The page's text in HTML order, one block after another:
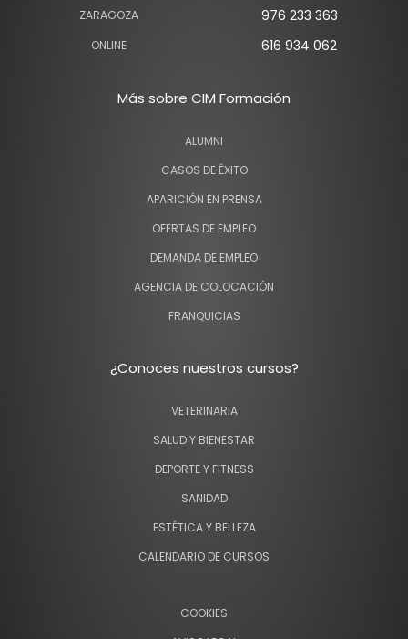
Más sobre CIM Formación
ALUMNI
CASOS DE ÉXITO
APARICIÓN EN PRENSA
OFERTAS DE EMPLEO
DEMANDA DE EMPLEO
AGENCIA DE COLOCACIÓN
FRANQUICIAS
¿Conoces nuestros cursos?
VETERINARIA
SALUD Y BIENESTAR
DEPORTE Y FITNESS
SANIDAD
ESTÉTICA Y BELLEZA
CALENDARIO DE CURSOS
ZARAGOZA 976 233 363
ONLINE 616 934 062
COOKIES